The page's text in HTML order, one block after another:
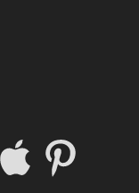
Apple Pinterest